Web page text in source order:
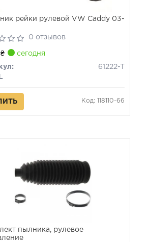
рейки рулевой VW Caddy 03-
0 отзывов
₴ сегодня
61222-T
Код: 118110-66
пылника, рулевое